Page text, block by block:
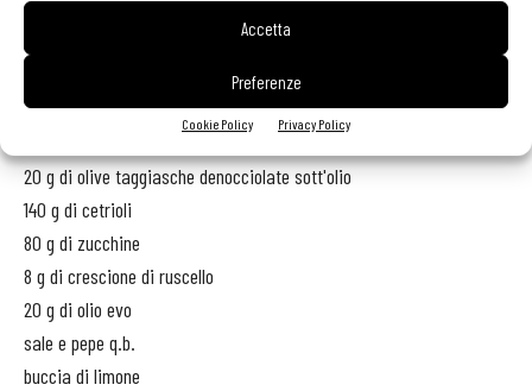
Accetta
Preferenze
Cookie Policy Privacy Policy
4 g di peperoncino rosso
sale e pepe q.b.
Per il carpaccio:
20 g di olive taggiasche denocciolate sott'olio
140 g di cetrioli
80 g di zucchine
8 g di crescione di ruscello
20 g di olio evo
sale e pepe q.b.
buccia di limone